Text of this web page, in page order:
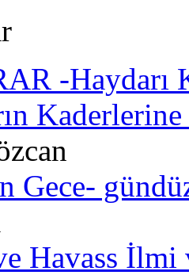
-Haydarı
Gece-
Havass İlmi